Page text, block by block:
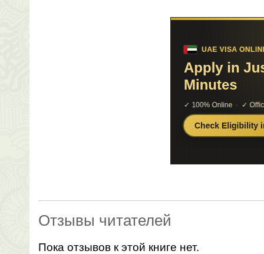
Отзывы читателей
Пока отзывов к этой книге нет.